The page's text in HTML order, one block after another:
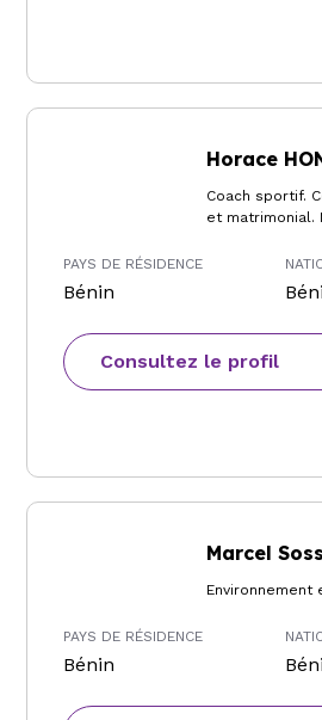
Horace
Coach sportif.
et matrimonial.
PAYS DE RÉSIDENCE
Bénin
Consultez le profil
Marcel
Environnement
PAYS DE RÉSIDENCE
Bénin